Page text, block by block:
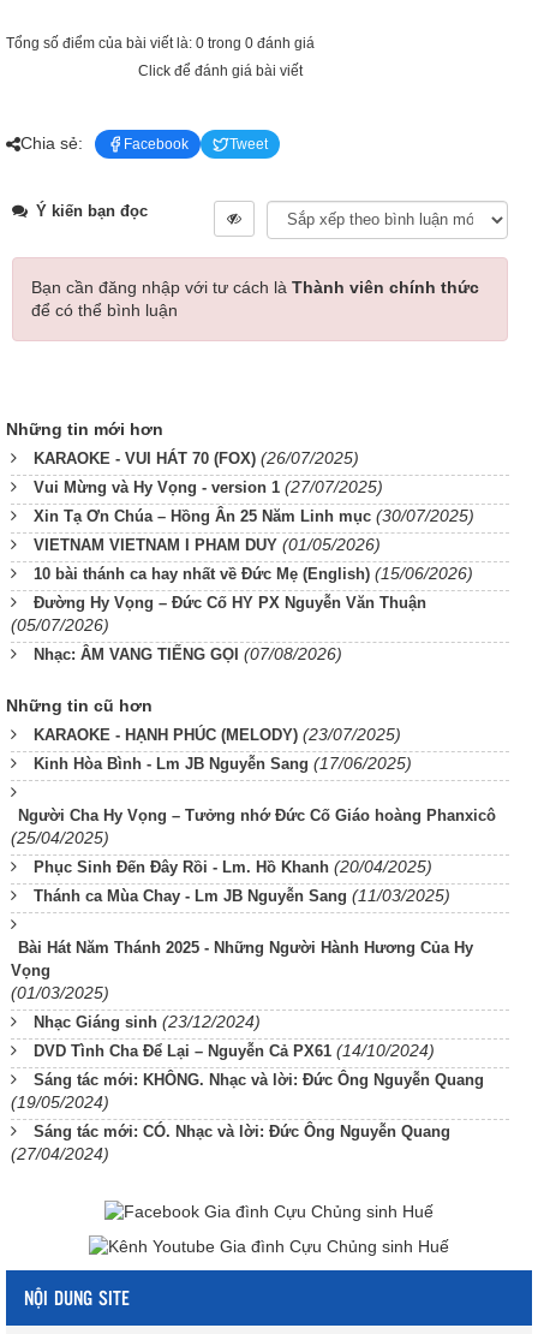
Tổng số điểm của bài viết là: 0 trong 0 đánh giá
Click để đánh giá bài viết
Chia sẻ: Facebook Tweet
Ý kiến bạn đọc
Bạn cần đăng nhập với tư cách là Thành viên chính thức
để có thể bình luận
Những tin mới hơn
KARAOKE - VUI HÁT 70 (FOX) (26/07/2025)
Vui Mừng và Hy Vọng - version 1 (27/07/2025)
Xin Tạ Ơn Chúa – Hồng Ân 25 Năm Linh mục (30/07/2025)
VIETNAM VIETNAM I PHAM DUY (01/05/2026)
10 bài thánh ca hay nhất về Đức Mẹ (English) (15/06/2026)
Đường Hy Vọng – Đức Cố HY PX Nguyễn Văn Thuận
(05/07/2026)
Nhạc: ÂM VANG TIẾNG GỌI (07/08/2026)
Những tin cũ hơn
KARAOKE - HẠNH PHÚC (MELODY) (23/07/2025)
Kinh Hòa Bình - Lm JB Nguyễn Sang (17/06/2025)
Người Cha Hy Vọng – Tưởng nhớ Đức Cố Giáo hoàng Phanxicô
(25/04/2025)
Phục Sinh Đến Đây Rồi - Lm. Hồ Khanh (20/04/2025)
Thánh ca Mùa Chay - Lm JB Nguyễn Sang (11/03/2025)
Bài Hát Năm Thánh 2025 - Những Người Hành Hương Của Hy
Vọng
(01/03/2025)
Nhạc Giáng sinh (23/12/2024)
DVD Tình Cha Để Lại – Nguyễn Cả PX61 (14/10/2024)
Sáng tác mới: KHÔNG. Nhạc và lời: Đức Ông Nguyễn Quang
(19/05/2024)
Sáng tác mới: CÓ. Nhạc và lời: Đức Ông Nguyễn Quang
(27/04/2024)
NỘI DUNG SITE